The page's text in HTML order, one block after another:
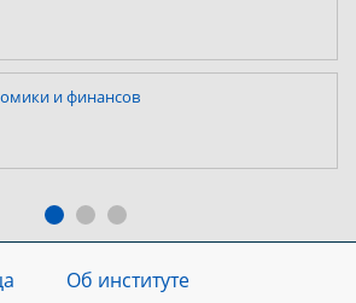
и финансов
Об институте